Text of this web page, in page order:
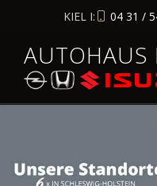
KIEL I: 04 31 /
AUTOHAUS